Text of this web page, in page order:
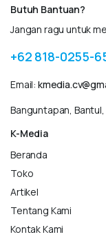
Butuh Bantuan?
Jangan ragu untuk
+62 818-0255-
Email:
Banguntapan,
K-Media
Beranda
Toko
Artikel
Tentang Kami
Kontak Kami